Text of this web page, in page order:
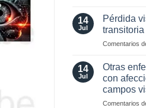
14
Jul
Pérdida
transitoria
Comentarios
14
Jul
Otras
con
campos
Comentarios